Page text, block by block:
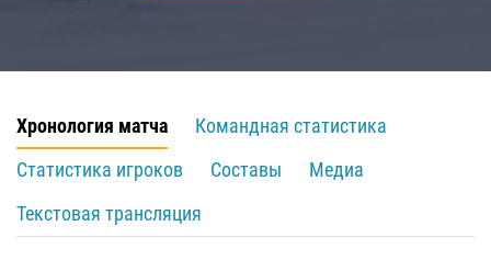
Хронология матча
Командная статистика
Статистика игроков
Составы
Медиа
Текстовая трансляция